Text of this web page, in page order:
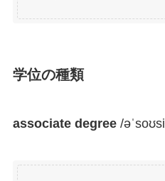
学位の種類
associate degree/